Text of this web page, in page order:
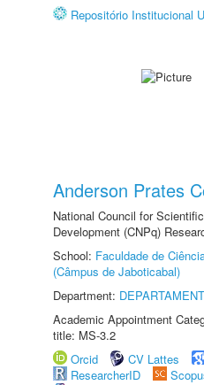
Repositório Institucional
Anderson Prates
National Council for
Development (CNPq)
School: Faculdade de
(Câmpus de Jaboticabal)
Department:
Academic Appointment
title: MS-3.2
Orcid
CV Lattes
ResearcherID